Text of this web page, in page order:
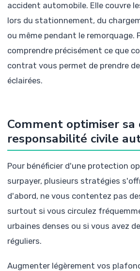
accident automobile. Elle couvre
lors du stationnement, du
ou même pendant le remorquage.
comprendre précisément ce que
contrat vous permet de prendre
éclairées.
Comment optimiser
responsabilité civile
Pour bénéficier d'une protection
surpayer, plusieurs stratégies
d'abord, ne vous contentez pas
surtout si vous circulez
urbaines denses ou si vous avez
réguliers.
Augmenter légèrement vos